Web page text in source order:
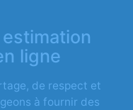
ligne
de respect et
à fournir des